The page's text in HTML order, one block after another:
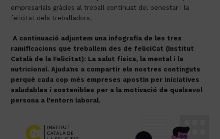
empresarials gràcies al treball continuat del benestar i la
felicitat dels treballadors.
A continuació adjuntem una infografia de les tres
ramificacions que treballem des de feliciCat (Institut
Català de la Felicitat): La salut física, la mental i la
nutricional. Ajuda'ns a compartir els nostres continguts
perquè cada cop més empreses apostin per iniciatives
saludables i sostenibles per a la motivació de qualsevol
persona a l'entorn laboral.